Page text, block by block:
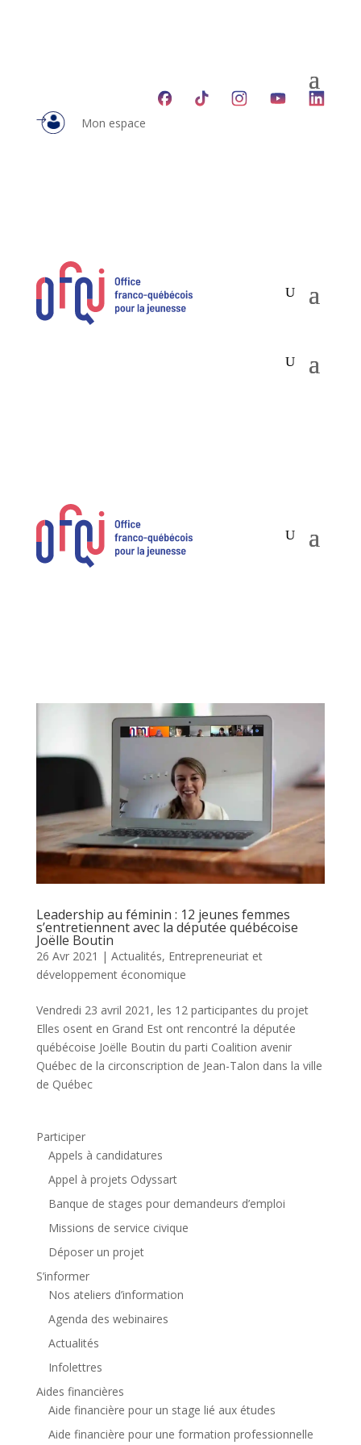
Mon espace
Leadership au féminin : 12 jeunes femmes
s’entretiennent avec la députée québécoise
Joëlle Boutin
26 Avr 2021 | Actualités, Entrepreneuriat et
développement économique
Vendredi 23 avril 2021, les 12 participantes du projet
Elles osent en Grand Est ont rencontré la députée
québécoise Joëlle Boutin du parti Coalition avenir
Québec de la circonscription de Jean-Talon dans la ville
de Québec
Participer
Appels à candidatures
Appel à projets Odyssart
Banque de stages pour demandeurs d’emploi
Missions de service civique
Déposer un projet
S’informer
Nos ateliers d’information
Agenda des webinaires
Actualités
Infolettres
Aides financières
Aide financière pour un stage lié aux études
Aide financière pour une formation professionnelle